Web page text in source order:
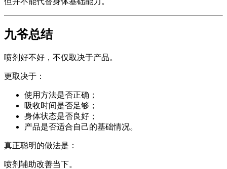
九爷总结
喷剂好不好，不仅取决于产品。
更取决于：
使用方法是否正确；
吸收时间是否足够；
身体状态是否良好；
产品是否适合自己的基础情况。
真正聪明的做法是：
喷剂辅助改善当下。